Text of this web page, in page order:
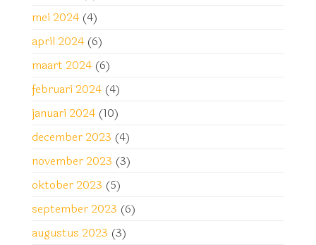
mei 2024 (4)
april 2024 (6)
maart 2024 (6)
februari 2024 (4)
januari 2024 (10)
december 2023 (4)
november 2023 (3)
oktober 2023 (5)
september 2023 (6)
augustus 2023 (3)